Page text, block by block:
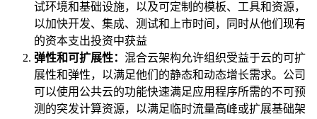
试环境和基础设施，以及可定制的模板、工具和资源，
以加快开发、集成、测试和上市时间，同时从他们现有
的资本支出投资中获益
弹性和可扩展性： 混合云架构允许组织受益于云的可扩
展性和弹性，以满足他们的静态和动态增长需求。公司
可以使用公共云的功能快速满足应用程序所需的不可预
测的突发计算资源，以满足临时流量高峰或扩展基础架